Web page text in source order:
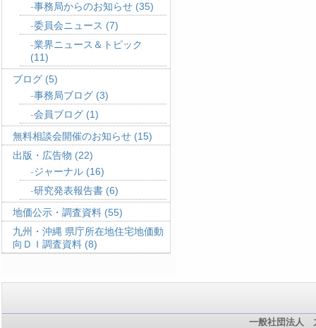
事務局からのお知らせ (35)
委員会ニュース (7)
業界ニュース＆トピック
(11)
ブログ (5)
事務局ブログ (3)
会員ブログ (1)
無料相談会開催のお知らせ (15)
出版・広告物 (22)
ジャーナル (16)
研究発表報告書 (6)
地価公示・調査資料 (55)
九州・沖縄 県庁所在地住宅地価動
向ＤＩ調査資料 (8)
一般社団法人